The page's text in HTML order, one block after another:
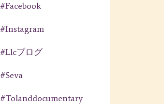
#facebook
#instagram
#llcブログ
#seva
#tolanddocumentary